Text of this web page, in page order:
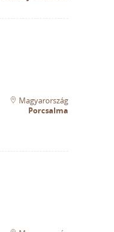
Magyarország
Porcsalma